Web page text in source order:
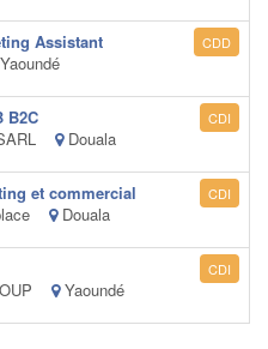
Assistant
CDD
B2C
Douala
CDI
et commercial
Douala
CDI
Yaoundé
CDI